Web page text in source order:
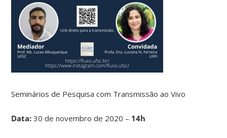
Seminários de Pesquisa com Transmissão ao Vivo
Data: 30 de novembro de 2020 – 14h